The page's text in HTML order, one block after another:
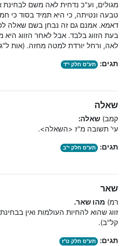
מגולים, וע"כ נדחית לאה משם לבחינת
טבעה ונטיתה, כי היא תמיד בסוד כי
דאמא. אמנם גם זה נבחן בשם שאלה
בעת הזווג בלבד. אבל לאחר הזווג
לאה, ורחל יורדת למטה מחזה. (אות
תגים: תע"ס חלק י"ד
שאלה
קמב) שאלה:
עי' תשובה מ"ז <השאלה>.
תגים: תע"ס חלק י"ב
שאר
רמ) מהו שאר.
זווג שהוא להחיות העולמות ואין
קל"ב).
תגים: תע"ס חלק ט"ז